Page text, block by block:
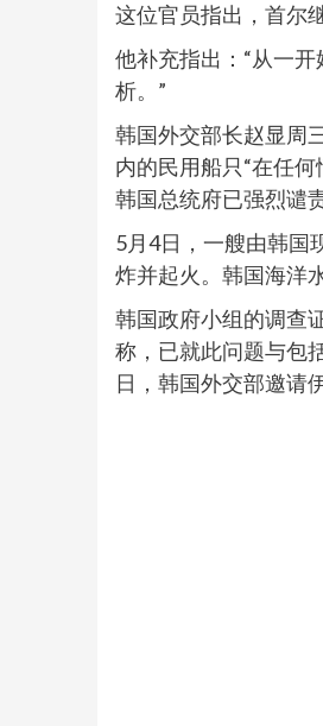
这位官员指出，首尔
他补充指出：“从一
析。”
韩国外交部长赵显周
内的民用船只“在任何
韩国总统府已强烈谴
5月4日，一艘由韩国
炸并起火。韩国海洋
韩国政府小组的调查
称，已就此问题与包
日，韩国外交部邀请